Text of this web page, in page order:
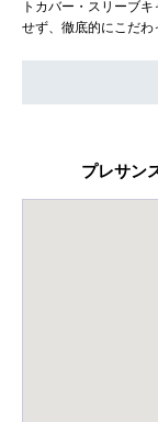
トカバー・スリーブ
せず、徹底的にこだわ
プレサン